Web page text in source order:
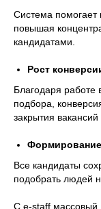
Система помогает
повышая
кандидатами.
Рост
Благодаря работе
подбора,
закрытия
Формирование
Все кандидаты
подобрать людей
С e-staff массовый
Больше